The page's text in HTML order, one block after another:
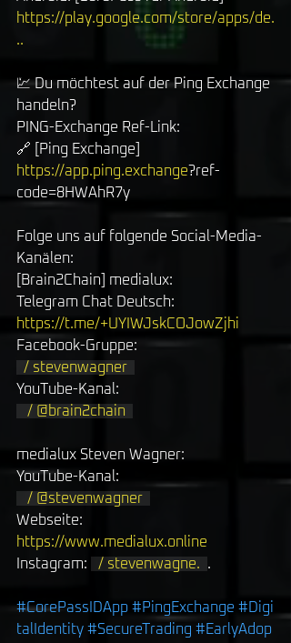
https://play.google.com/store/apps/de.
..
💹 Du möchtest auf der Ping Exchange
handeln?
PING-Exchange Ref-Link:
🔗 [Ping Exchange]
https://app.ping.exchange?ref-
code=8HWAhR7y
Folge uns auf folgende Social-Media-
Kanälen:
[Brain2Chain] medialux:
Telegram Chat Deutsch:
https://t.me/+UYIWJskCOJowZjhi
Facebook-Gruppe:
/ stevenwagner
YouTube-Kanal:
/ @brain2chain
medialux Steven Wagner:
YouTube-Kanal:
/ @stevenwagner
Webseite:
https://www.medialux.online
Instagram:
/ stevenwagne. .
#CorePassIDApp #PingExchange #Digi
talIdentity #SecureTrading #EarlyAdop